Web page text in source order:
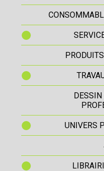
DESSIN
UNIVERS